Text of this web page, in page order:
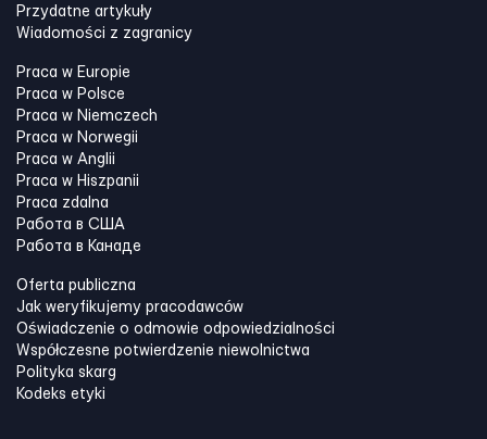
Przydatne artykuły
Wiadomości z zagranicy
Praca w Europie
Praca w Polsce
Praca w Niemczech
Praca w Norwegii
Praca w Anglii
Praca w Hiszpanii
Praca zdalna
Работа в США
Работа в Канадe
Oferta publiczna
Jak weryfikujemy pracodawców
Oświadczenie o odmowie odpowiedzialności
Współczesne potwierdzenie niewolnictwa
Polityka skarg
Kodeks etyki